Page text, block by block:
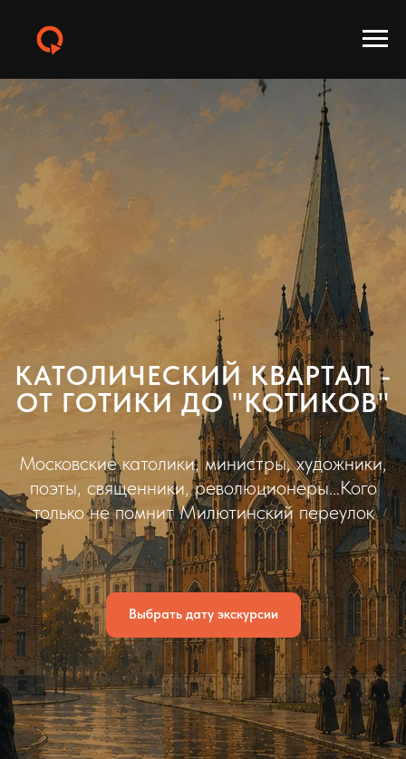
КАТОЛИЧЕСКИЙ КВАРТАЛ -
ОТ ГОТИКИ ДО "КОТИКОВ"
Московские католики, министры, художники,
поэты, священники, революционеры…Кого
только не помнит Милютинский переулок
Выбрать дату экскурсии